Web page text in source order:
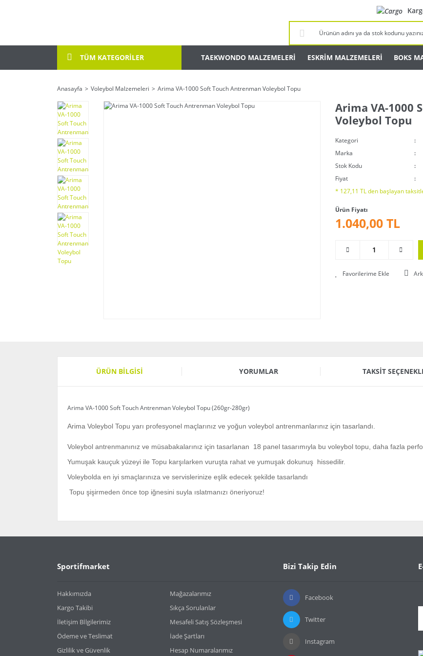
TÜM KATEGORİLER TAEKWONDO MALZEMELERİ ESKRİM MALZEMELERİ BOKS
Anasayfa Voleybol Malzemeleri Arima VA-1000 Soft Touch Antrenman Voleybol Topu
Arima VA-1000
Voleybol Topu
Kategori
Marka
Stok Kodu
Fiyat
* 127,11 TL den başlayan
Ürün Fiyatı
1.040,00 TL
ÜRÜN BILGISI YORUMLAR TAKSIT
Arima VA-1000 Soft Touch Antrenman Voleybol Topu (260gr-280gr)
Arima Voleybol Topu yarı profesyonel maçlarınız ve yoğun voleybol antrenmanlarınız için tasarlandı.
Voleybol antrenmanınız ve müsabakalarınız için tasarlanan 18 panel tasarımıyla bu voleybol topu, daha fazla
Yumuşak kauçuk yüzeyi ile Topu karşılarken vuruşta rahat ve yumuşak dokunuş hissedilir.
Voleybolda en iyi smaçlarınıza ve servislerinize eşlik edecek şekilde tasarlandı
Topu şişirmeden önce top iğnesini suyla ıslatmanızı öneriyoruz!
Bu ürüne ilk yorumu siz yapın!
Yorum Yaz
Bu ürünün fiyat bilgisi, resim, ürün açıklamalarında ve diğer konularda yetersiz gördüğünüz noktaları öneri formunu
Ürün açıklamasında eksik bilgiler bulunuyor.
Ürün fiyatı diğer sitelerden daha pahalı.
Bu ürüne benzer farklı alternatifler olmalı.
Sportifmarket
Hakkımızda
Mağazalarımız
Kargo Takibi
Sıkça Sorulanlar
İletişim Bİlgilerimiz
Mesafeli Satış Sözleşmesi
Ödeme ve Teslimat
İade Şartları
Gizlilik ve Güvenlik
Hesap Numaralarımız
Bizi Takip Edin
Facebook
Twitter
Instagram